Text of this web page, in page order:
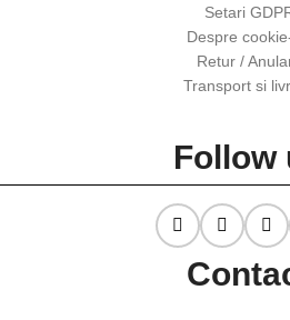
Setari
Despre
Retur /
Transport si
Follow